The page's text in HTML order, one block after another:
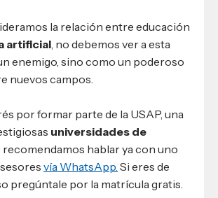
la relación entre educación
artificial, no debemos ver a esta
enemigo, sino como un poderoso
nuevos campos.
por formar parte de la USAP, una
universidades de
recomendamos hablar ya con uno
vía WhatsApp. Si eres de
pregúntale por la matrícula gratis.